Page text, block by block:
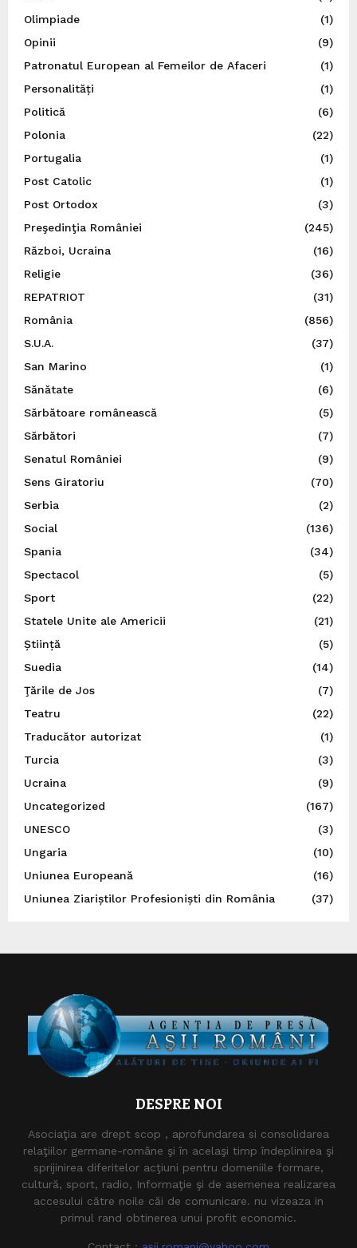
Olimpiade
(1)
Opinii
(9)
Patronatul European al Femeilor de Afaceri
(1)
Personalități
(1)
Politică
(6)
Polonia
(22)
Portugalia
(1)
Post Catolic
(1)
Post Ortodox
(3)
Preşedinţia României
(245)
Război, Ucraina
(16)
Religie
(36)
REPATRIOT
(31)
România
(856)
S.U.A.
(37)
San Marino
(1)
Sănătate
(6)
Sărbătoare românească
(5)
Sărbători
(7)
Senatul României
(9)
Sens Giratoriu
(70)
Serbia
(2)
Social
(136)
Spania
(34)
Spectacol
(5)
Sport
(22)
Statele Unite ale Americii
(21)
Știință
(5)
Suedia
(14)
Ţările de Jos
(7)
Teatru
(22)
Traducător autorizat
(1)
Turcia
(3)
Ucraina
(9)
Uncategorized
(167)
UNESCO
(3)
Ungaria
(10)
Uniunea Europeană
(16)
Uniunea Ziariștilor Profesioniști din România
(37)
DESPRE NOI
Asociaţia are drept scop , aprofundarea si consolidarea
relaţiilor germane-române şi în acelaşi timp îndeplinirea şi
sprijinirea diferitelor acţiuni pentru domeniile formare,
cultură, sport, radio, Informaţie şi de asemenea realizarea
accesului către noile căi de comunicare. nu vizeaza in
primul rand obtinerea unui profit economic.